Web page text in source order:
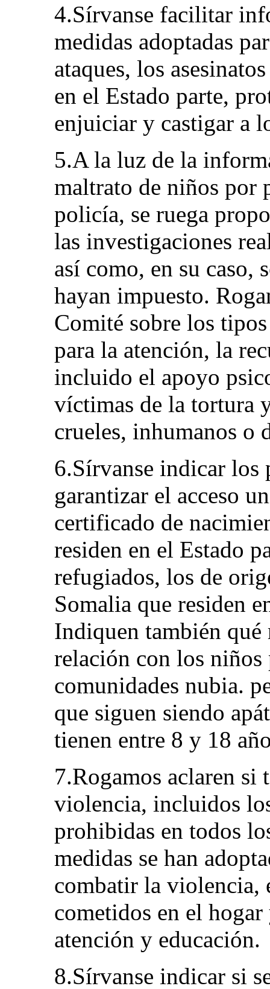
4.Sírvanse facilitar
medidas adoptadas
ataques, los
en el Estado parte,
enjuiciar y castigar a
5.A la luz de la
maltrato de niños por
policía, se ruega
las investigaciones
así como, en su caso,
hayan impuesto.
Comité sobre los
para la atención, la
incluido el apoyo
víctimas de la tortura
crueles, inhumanos o
6.Sírvanse indicar los
garantizar el acceso
certificado de
residen en el Estado
refugiados, los de
Somalia que residen
Indiquen también qué
relación con los niños
comunidades nubia.
que siguen siendo
tienen entre 8 y 18
7.Rogamos aclaren si
violencia, incluidos
prohibidas en todos
medidas se han
combatir la violencia,
cometidos en el
atención y educación.
8.Sírvanse indicar si